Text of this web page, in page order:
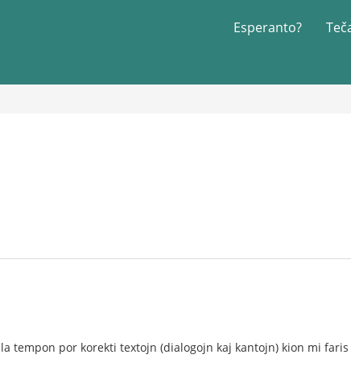
Esperanto?
tempon por korekti textojn (dialogojn kaj kantojn) kion mi